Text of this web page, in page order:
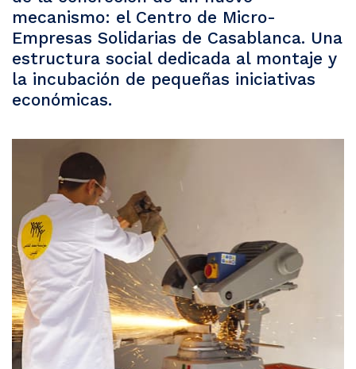
mecanismo: el Centro de Micro-
Empresas Solidarias de Casablanca. Una
estructura social dedicada al montaje y
la incubación de pequeñas iniciativas
económicas.